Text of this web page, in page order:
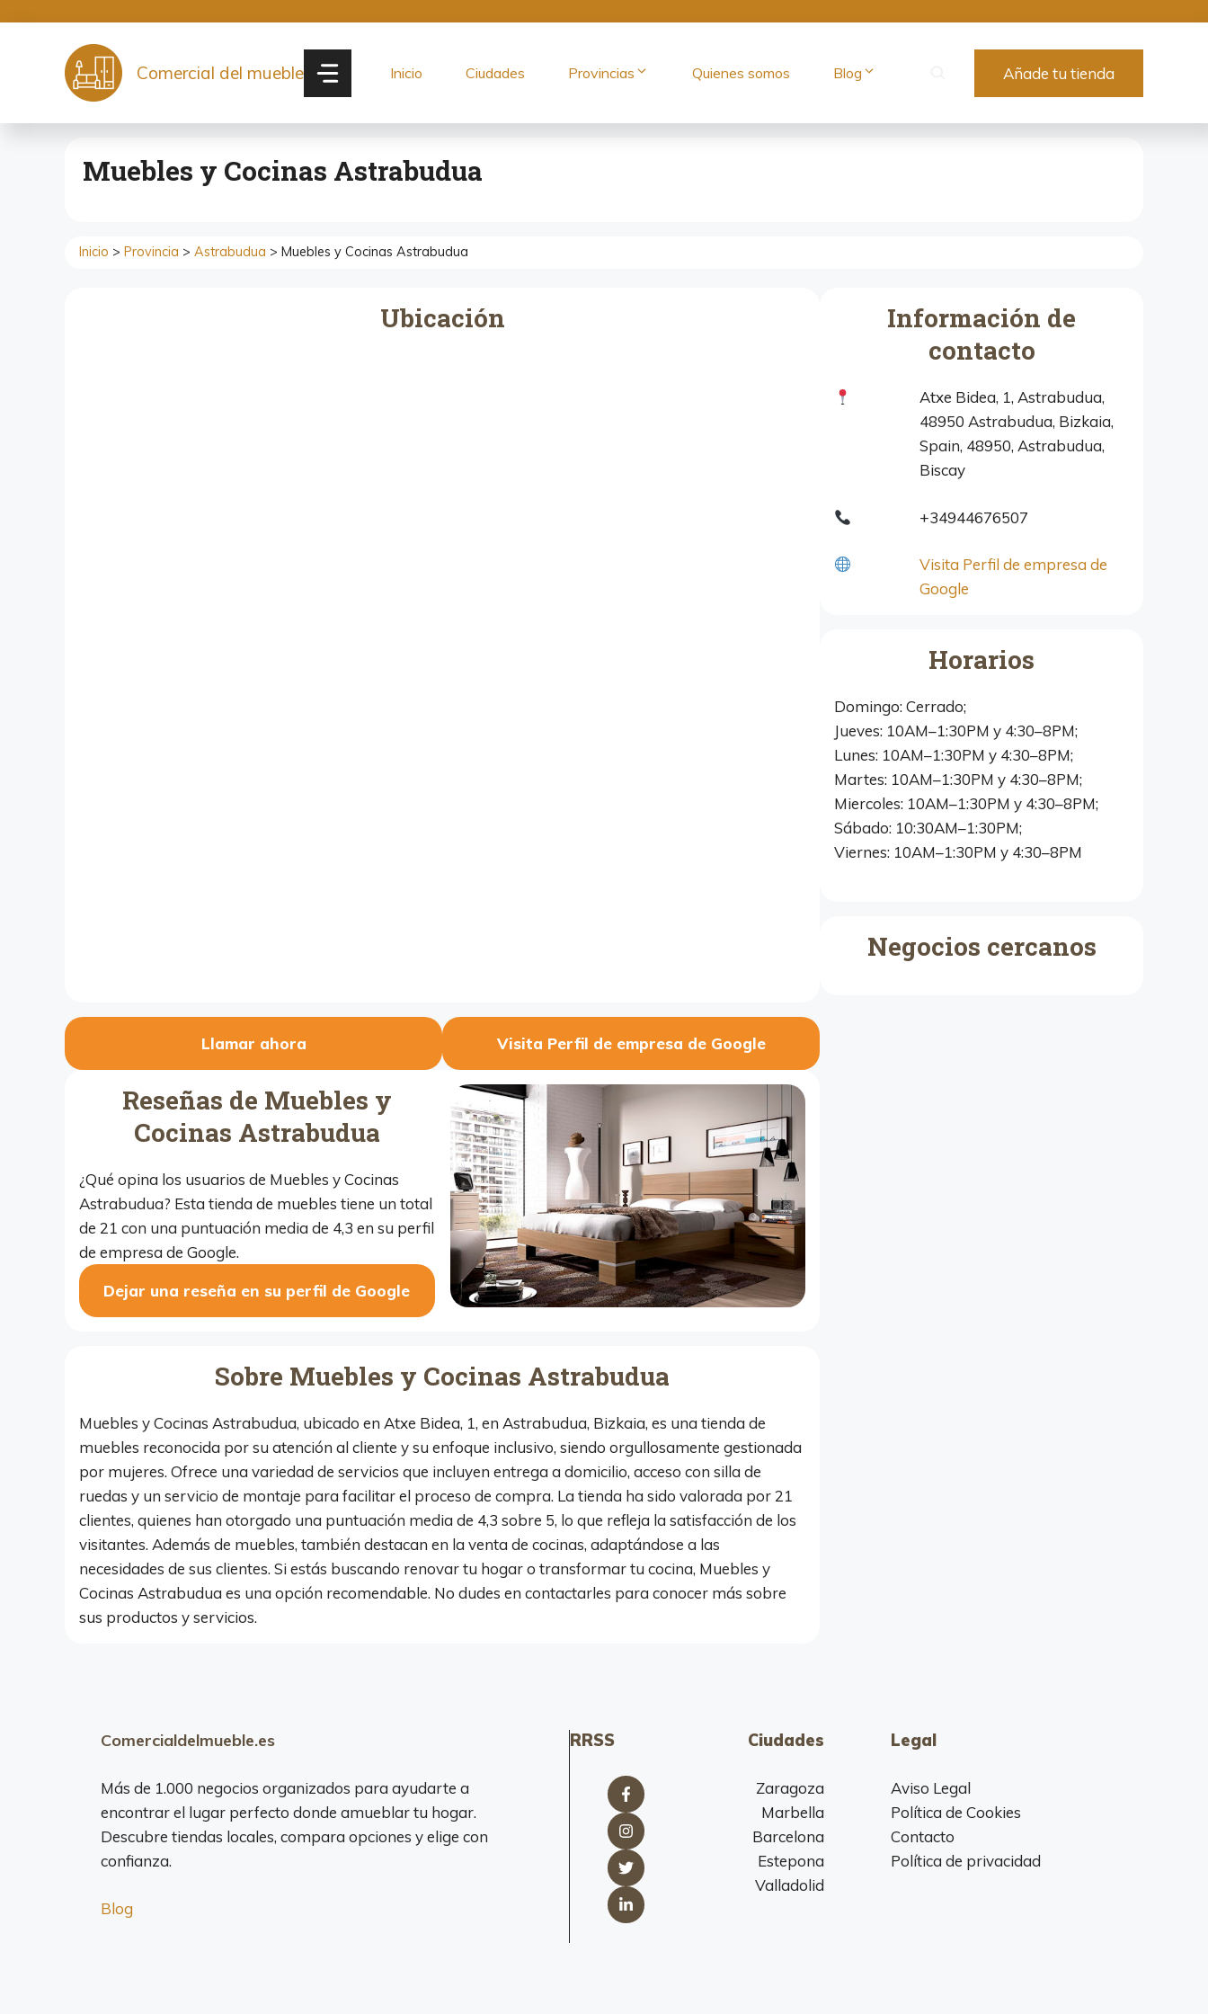
contenido
Comercial del mueble Inicio Ciudades Provincias Quienes somos Blog Añade tu tienda
Muebles y Cocinas Astrabudua
Inicio > Provincia > Astrabudua > Muebles y Cocinas Astrabudua
Ubicación
Llamar ahora Visita Perfil de empresa de Google
Reseñas de Muebles y
Cocinas Astrabudua
¿Qué opina los usuarios de Muebles y Cocinas
Astrabudua? Esta tienda de muebles tiene un total
de 21 con una puntuación media de 4,3 en su perfil
de empresa de Google.
Dejar una reseña en su perfil de Google
Sobre Muebles y Cocinas Astrabudua
Muebles y Cocinas Astrabudua, ubicado en Atxe Bidea, 1, en Astrabudua, Bizkaia, es una tienda de
muebles reconocida por su atención al cliente y su enfoque inclusivo, siendo orgullosamente gestionada
por mujeres. Ofrece una variedad de servicios que incluyen entrega a domicilio, acceso con silla de
ruedas y un servicio de montaje para facilitar el proceso de compra. La tienda ha sido valorada por 21
clientes, quienes han otorgado una puntuación media de 4,3 sobre 5, lo que refleja la satisfacción de los
visitantes. Además de muebles, también destacan en la venta de cocinas, adaptándose a las
necesidades de sus clientes. Si estás buscando renovar tu hogar o transformar tu cocina, Muebles y
Cocinas Astrabudua es una opción recomendable. No dudes en contactarles para conocer más sobre
sus productos y servicios.
Información de
contacto
Atxe Bidea, 1, Astrabudua,
48950 Astrabudua, Bizkaia,
Spain, 48950, Astrabudua,
Biscay
+34944676507
Visita Perfil de empresa de
Google
Horarios
Domingo: Cerrado;
Jueves: 10AM–1:30PM y 4:30–8PM;
Lunes: 10AM–1:30PM y 4:30–8PM;
Martes: 10AM–1:30PM y 4:30–8PM;
Miercoles: 10AM–1:30PM y 4:30–8PM;
Sábado: 10:30AM–1:30PM;
Viernes: 10AM–1:30PM y 4:30–8PM
Negocios cercanos
Comercialdelmueble.es
Más de 1.000 negocios organizados para ayudarte a
encontrar el lugar perfecto donde amueblar tu hogar.
Descubre tiendas locales, compara opciones y elige con
confianza.
Blog
RRSS Ciudades
Zaragoza
Marbella
Barcelona
Estepona
Valladolid
Legal
Aviso Legal
Política de Cookies
Contacto
Política de privacidad